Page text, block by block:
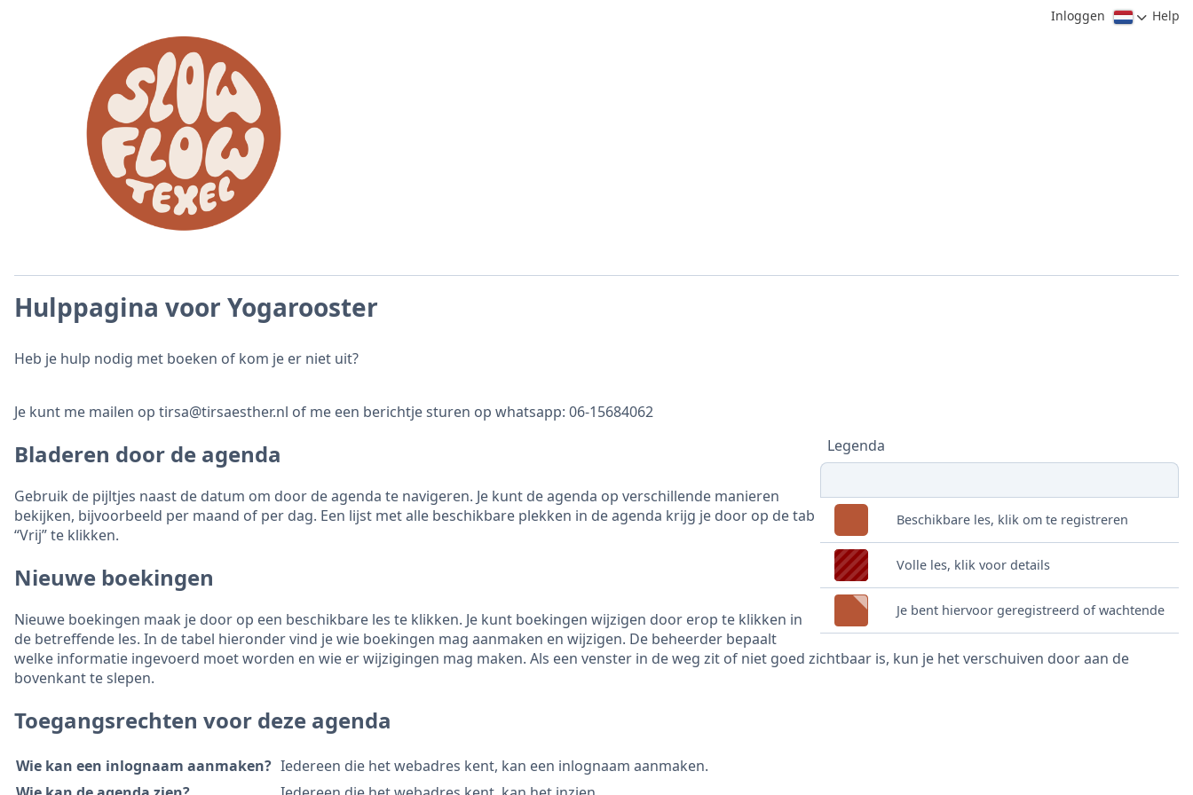
Inloggen Help
Hulppagina voor Yogarooster
Heb je hulp nodig met boeken of kom je er niet uit?
Je kunt me mailen op tirsa@tirsaesther.nl of me een berichtje sturen op whatsapp: 06-15684062
Legenda
Beschikbare les, klik om te registreren
Volle les, klik voor details
Je bent hiervoor geregistreerd of wachtende
Bladeren door de agenda
Gebruik de pijltjes naast de datum om door de agenda te navigeren. Je kunt de agenda op verschillende manieren
bekijken, bijvoorbeeld per maand of per dag. Een lijst met alle beschikbare plekken in de agenda krijg je door op de tab
“Vrij” te klikken.
Nieuwe boekingen
Nieuwe boekingen maak je door op een beschikbare les te klikken. Je kunt boekingen wijzigen door erop te klikken in
de betreffende les. In de tabel hieronder vind je wie boekingen mag aanmaken en wijzigen. De beheerder bepaalt
welke informatie ingevoerd moet worden en wie er wijzigingen mag maken. Als een venster in de weg zit of niet goed zichtbaar is, kun je het verschuiven door aan de
bovenkant te slepen.
Toegangsrechten voor deze agenda
Wie kan een inlognaam aanmaken? Iedereen die het webadres kent, kan een inlognaam aanmaken.